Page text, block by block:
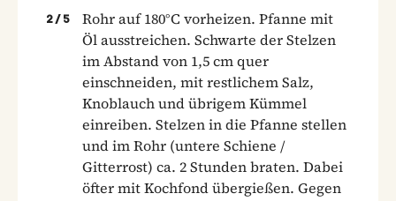
2 / 5
Rohr auf 180°C vorheizen. Pfanne mit
Öl ausstreichen. Schwarte der Stelzen
im Abstand von 1,5 cm quer
einschneiden, mit restlichem Salz,
Knoblauch und übrigem Kümmel
einreiben. Stelzen in die Pfanne stellen
und im Rohr (untere Schiene /
Gitterrost) ca. 2 Stunden braten. Dabei
öfter mit Kochfond übergießen. Gegen